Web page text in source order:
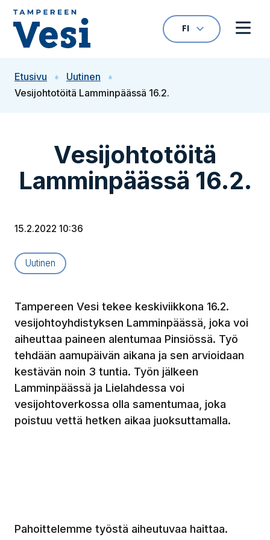
Siirry sisältöön
VALITTU KIELI:
FI
Avaa
Etusivu
Uutinen
Vesijohtotöitä Lamminpäässä 16.2.
Vesijohtotöitä
Lamminpäässä 16.2.
15.2.2022 10:36
Artikkelityyppi:
Uutinen
Tampereen Vesi tekee keskiviikkona 16.2.
vesijohtoyhdistyksen Lamminpäässä, joka voi
aiheuttaa paineen alentumaa Pinsiössä. Työ
tehdään aamupäivän aikana ja sen arvioidaan
kestävän noin 3 tuntia. Työn jälkeen
Lamminpäässä ja Lielahdessa voi
vesijohtoverkossa olla samentumaa, joka
poistuu vettä hetken aikaa juoksuttamalla.
Pahoittelemme työstä aiheutuvaa haittaa.